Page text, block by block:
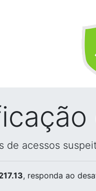
de acessos
, responda ao